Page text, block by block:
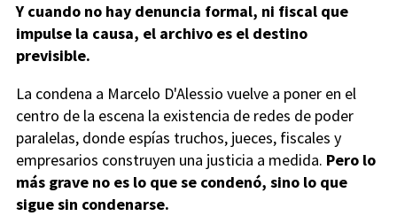
Y cuando no hay denuncia formal, ni fiscal que
impulse la causa, el archivo es el destino
previsible.
La condena a Marcelo D'Alessio vuelve a poner en el
centro de la escena la existencia de redes de poder
paralelas, donde espías truchos, jueces, fiscales y
empresarios construyen una justicia a medida. Pero lo
más grave no es lo que se condenó, sino lo que
sigue sin condenarse.